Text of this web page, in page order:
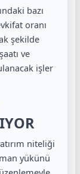
bazı
oranı
şekilde
ve
işler
niteliği
yükünü